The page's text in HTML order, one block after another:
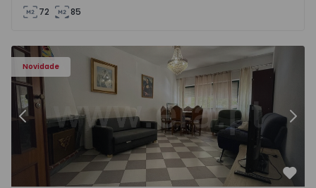
72 85
Novidade
- 1
Apartamento T2 Montijo, Montijo e Afonsoeiro -
Anterior